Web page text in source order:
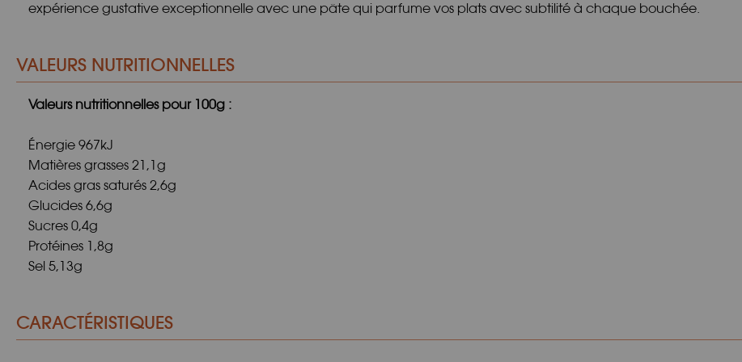
expérience gustative exceptionnelle avec une pâte qui parfume vos plats avec subtilité à chaque bouchée.
VALEURS NUTRITIONNELLES
Valeurs nutritionnelles pour 100g :
Énergie 967kJ
Matières grasses 21,1g
Acides gras saturés 2,6g
Glucides 6,6g
Sucres 0,4g
Protéines 1,8g
Sel 5,13g
CARACTÉRISTIQUES